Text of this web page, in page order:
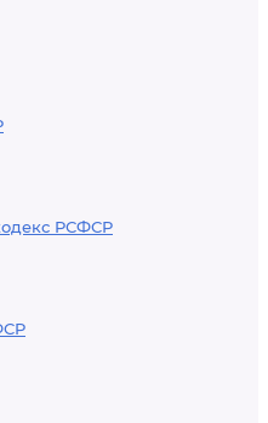
РСФСР